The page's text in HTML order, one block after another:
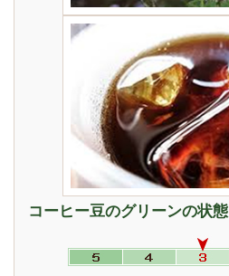
コーヒー豆のグリーンの状態